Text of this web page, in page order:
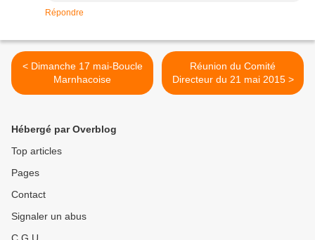
Répondre
< Dimanche 17 mai-Boucle
Marnhacoise
Réunion du Comité
Directeur du 21 mai 2015 >
Hébergé par Overblog
Top articles
Pages
Contact
Signaler un abus